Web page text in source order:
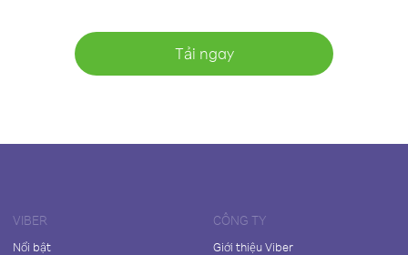
Tải ngay
VIBER
Nổi bật
CÔNG TY
Giới thiệu Viber